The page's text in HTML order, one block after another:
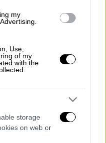
my
Use,
of my
with the
storage
on web or
του Συλλόγου
όμως ο τζίρος και
κάτω και αυτό
πορτοφόλιπου